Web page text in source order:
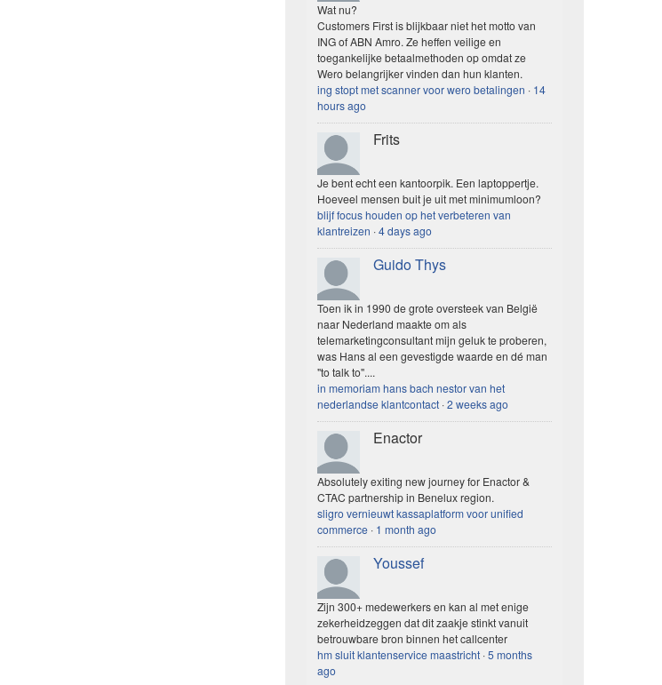
Wat nu?
Customers First is blijkbaar niet het motto van
ING of ABN Amro. Ze heffen veilige en
toegankelijke betaalmethoden op omdat ze
Wero belangrijker vinden dan hun klanten.
ing stopt met scanner voor wero betalingen · 14
hours ago
Frits
Je bent echt een kantoorpik. Een laptoppertje.
Hoeveel mensen buit je uit met minimumloon?
blijf focus houden op het verbeteren van
klantreizen ·4 days ago
Guido Thys
Toen ik in 1990 de grote oversteek van België
naar Nederland maakte om als
telemarketingconsultant mijn geluk te proberen,
was Hans al een gevestigde waarde en dé man
"to talk to"....
in memoriam hans bach nestor van het
nederlandse klantcontact ·2 weeks ago
Enactor
Absolutely exiting new journey for Enactor &
CTAC partnership in Benelux region.
sligro vernieuwt kassaplatform voor unified
commerce · 1 month ago
Youssef
Zijn 300+ medewerkers en kan al met enige
zekerheidzeggen dat dit zaakje stinkt vanuit
betrouwbare bron binnen het callcenter
hm sluit klantenservice maastricht ·5 months
ago